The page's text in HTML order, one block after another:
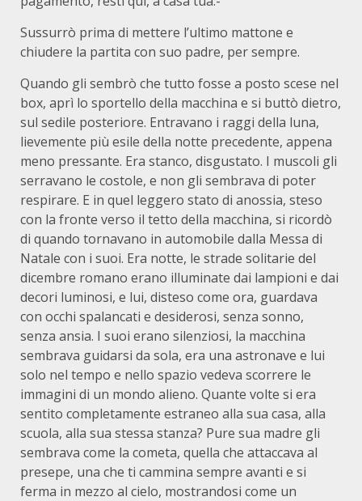
Sussurrò prima di mettere l’ultimo mattone e
chiudere la partita con suo padre, per sempre.
Quando gli sembrò che tutto fosse a posto scese nel
box, aprì lo sportello della macchina e si buttò dietro,
sul sedile posteriore. Entravano i raggi della luna,
lievemente più esile della notte precedente, appena
meno pressante. Era stanco, disgustato. I muscoli gli
serravano le costole, e non gli sembrava di poter
respirare. E in quel leggero stato di anossia, steso
con la fronte verso il tetto della macchina, si ricordò
di quando tornavano in automobile dalla Messa di
Natale con i suoi. Era notte, le strade solitarie del
dicembre romano erano illuminate dai lampioni e dai
decori luminosi, e lui, disteso come ora, guardava
con occhi spalancati e desiderosi, senza sonno,
senza ansia. I suoi erano silenziosi, la macchina
sembrava guidarsi da sola, era una astronave e lui
solo nel tempo e nello spazio vedeva scorrere le
immagini di un mondo alieno. Quante volte si era
sentito completamente estraneo alla sua casa, alla
scuola, alla sua stessa stanza? Pure sua madre gli
sembrava come la cometa, quella che attaccava al
presepe, una che ti cammina sempre avanti e si
ferma in mezzo al cielo, mostrandosi come un